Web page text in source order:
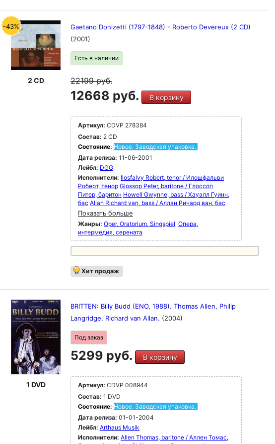
-43%
2 CD
Gaetano Donizetti (1797-1848) - Roberto Devereux (2 CD)
(2001)
Есть в наличии
22199руб.
12668 руб. В корзину
Артикул: CDVP 278384
Состав: 2 CD
Состояние: Новое. Заводская упаковка.
Дата релиза: 11-06-2001
Лейбл: DGG
Исполнители: Ilosfalvy Robert, tenor / Илошфальви
Роберт, тенор Glossop Peter, baritone / Глоссоп
Питер, баритон Howell Gwynne, bass / Хауэлл Гуинн,
бас Allan Richard van, bass / Аллан Ричард ван, бас
Показать больше
Жанры: Oper, Oratorium, Singspiel Опера,
интермедия, серената
Хит продаж
1 DVD
BRITTEN: Billy Budd (ENO, 1988). Thomas Allen, Philip
Langridge, Richard van Allan. (2004)
Под заказ
5299 руб. В корзину
Артикул: CDVP 008944
Состав: 1 DVD
Состояние: Новое. Заводская упаковка.
Дата релиза: 01-01-2004
Лейбл: Arthaus Musik
Исполнители: Allen Thomas, baritone / Аллен Томас,